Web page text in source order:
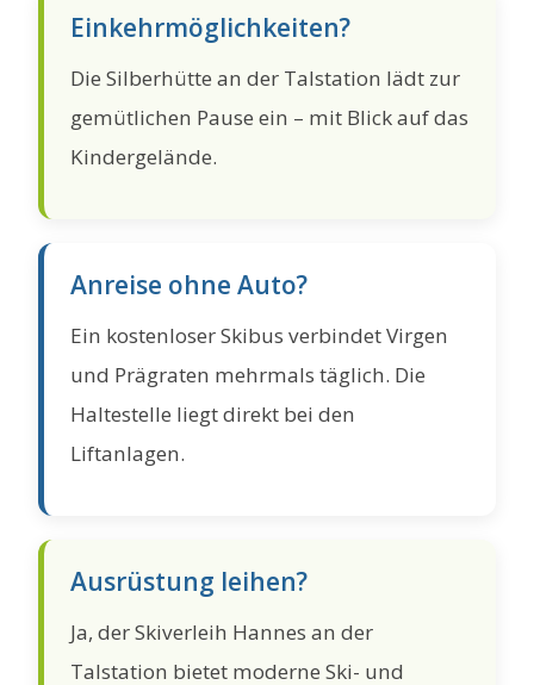
Einkehrmöglichkeiten?
Die Silberhütte an der Talstation lädt zur
gemütlichen Pause ein – mit Blick auf das
Kindergelände.
Anreise ohne Auto?
Ein kostenloser Skibus verbindet Virgen
und Prägraten mehrmals täglich. Die
Haltestelle liegt direkt bei den
Liftanlagen.
Ausrüstung leihen?
Ja, der Skiverleih Hannes an der
Talstation bietet moderne Ski- und